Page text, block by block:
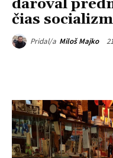
daroval
čias
Pridal/a Miloš Majko